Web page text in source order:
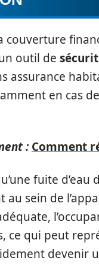
couverture
outil de
assurance
en cas
: Comment
fuite
au sein de
ce qui peut
devenir